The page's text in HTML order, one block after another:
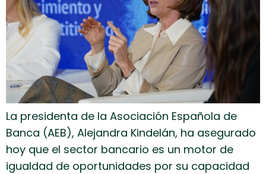
La presidenta de la Asociación Española de
Banca (AEB), Alejandra Kindelán, ha asegurado
hoy que el sector bancario es un motor de
igualdad de oportunidades por su capacidad